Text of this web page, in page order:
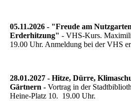
05.11.2026 - "Freude am
Erderhitzung" - VHS-Kurs.
19.00 Uhr. Anmeldung bei der VHS
28.01.2027 - Hitze, Dürre,
Gärtnern - Vortrag in der
Heine-Platz 10. 19.00 Uhr.